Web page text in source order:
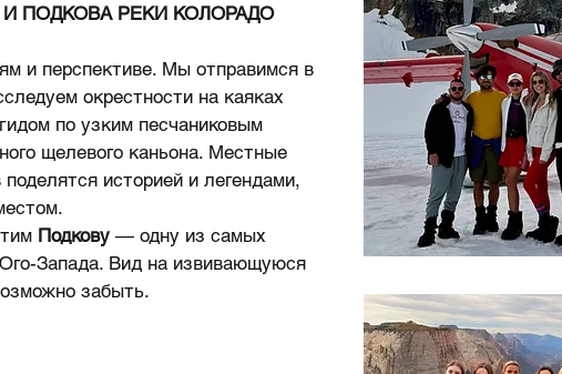
ПОДКОВА РЕКИ КОЛОРАДО
и перспективе. Мы отправимся в
окрестности на каяках
по узким песчаниковым
щелевого каньона. Местные
историей и легендами,
Подкову — одну из самых
Запада. Вид на извивающуюся
забыть.